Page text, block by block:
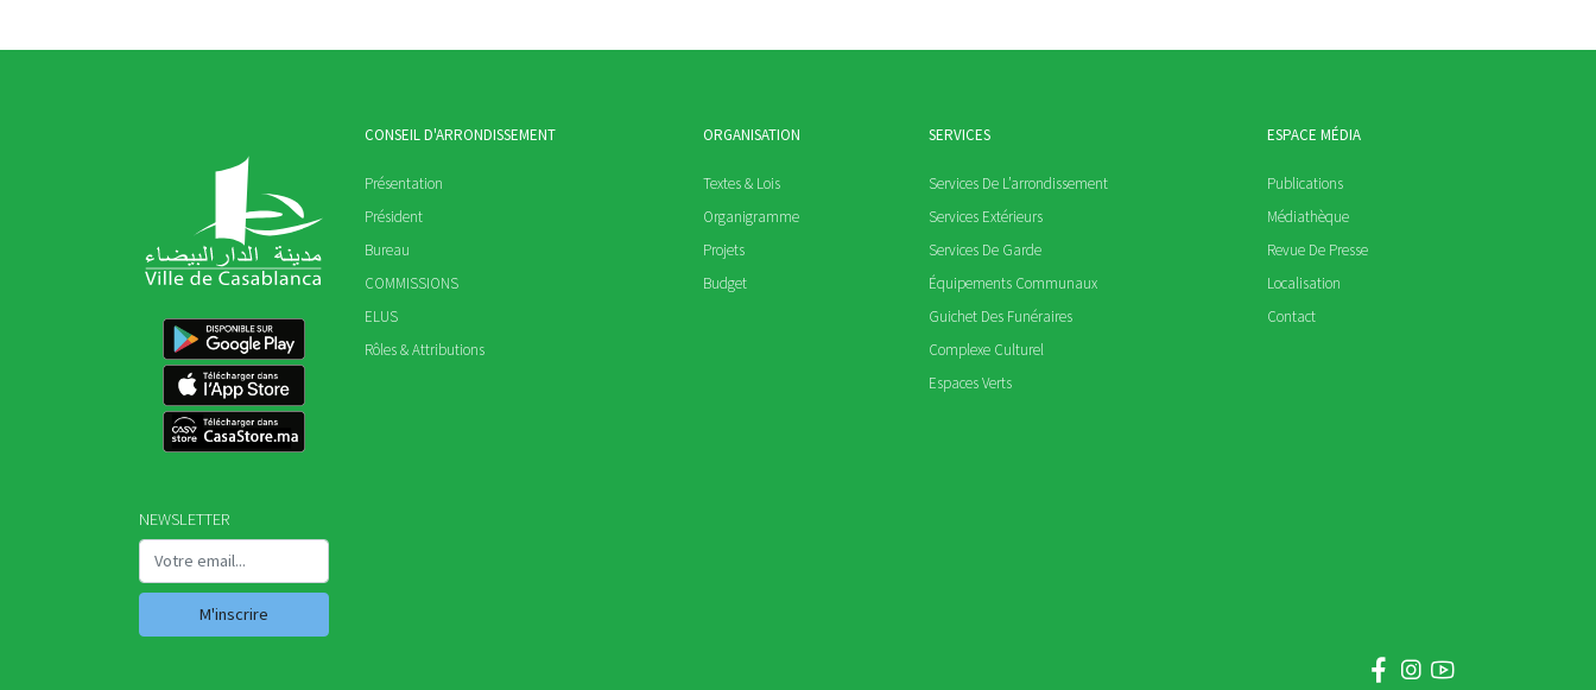
NEWSLETTER
M'inscrire
CONSEIL D'ARRONDISSEMENT
Présentation
Président
Bureau
COMMISSIONS
ELUS
Rôles & Attributions
ORGANISATION
Textes & Lois
Organigramme
Projets
Budget
SERVICES
Services De L’arrondissement
Services Extérieurs
Services De Garde
Équipements Communaux
Guichet Des Funéraires
Complexe Culturel
Espaces Verts
ESPACE MÉDIA
Publications
Médiathèque
Revue De Presse
Localisation
Contact